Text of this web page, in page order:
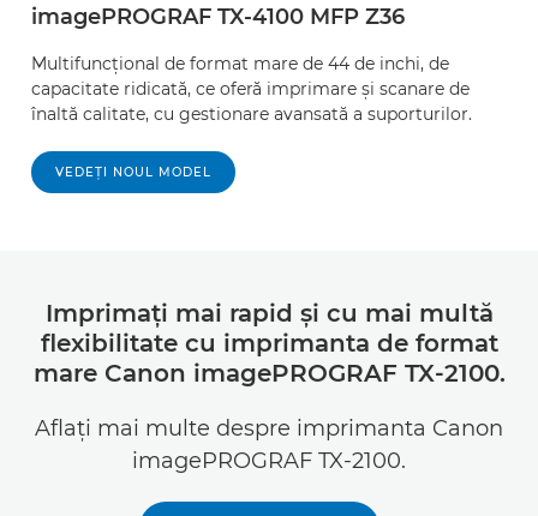
imagePROGRAF TX-4100 MFP Z36
Multifuncţional de format mare de 44 de inchi, de
capacitate ridicată, ce oferă imprimare şi scanare de
înaltă calitate, cu gestionare avansată a suporturilor.
VEDEŢI NOUL MODEL
Imprimaţi mai rapid şi cu mai multă
flexibilitate cu imprimanta de format
mare Canon imagePROGRAF TX-2100.
Aflaţi mai multe despre imprimanta Canon
imagePROGRAF TX-2100.